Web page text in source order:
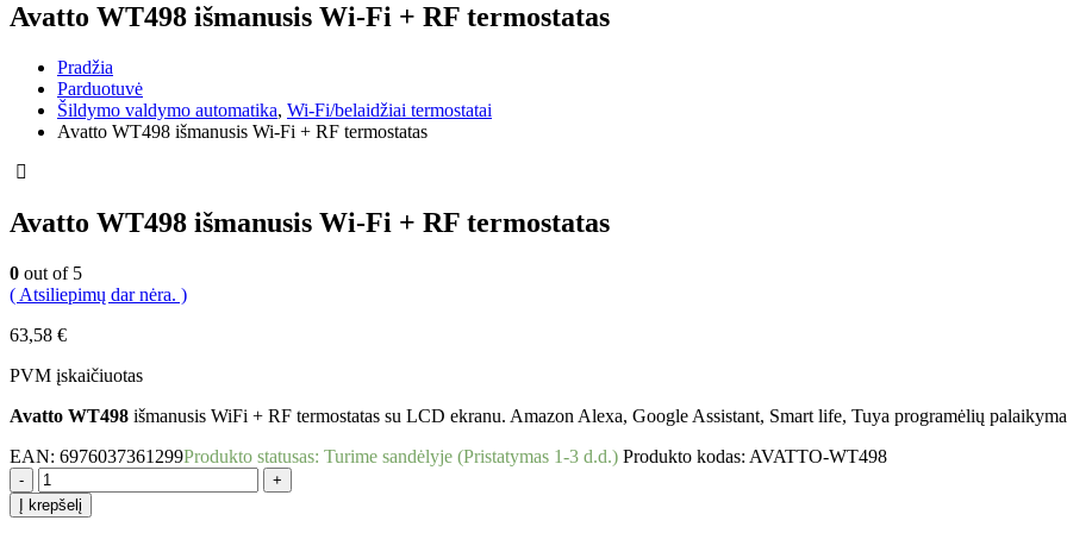
Avatto WT498 išmanusis Wi-Fi + RF termostatas
Pradžia
Parduotuvė
Šildymo valdymo automatika, Wi-Fi/belaidžiai termostatai
Avatto WT498 išmanusis Wi-Fi + RF termostatas
Avatto WT498 išmanusis Wi-Fi + RF termostatas
0 out of 5
( Atsiliepimų dar nėra. )
63,58 €
PVM įskaičiuotas
Avatto WT498 išmanusis WiFi + RF termostatas su LCD ekranu. Amazon Alexa, Google Assistant, Smart life, Tuya programėlių
EAN: 6976037361299Produkto statusas: Turime sandėlyje (Pristatymas 1-3 d.d.) Produkto kodas: AVATTO-WT498
-
+
Į krepšelį